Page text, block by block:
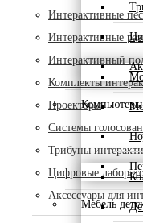
Компьютеры
Мебель
Интерактивные
Интерактивные
Интерактивный
Комплекты
Проекторы
Системы
Трибуны
Цифровые
Аксессуары для